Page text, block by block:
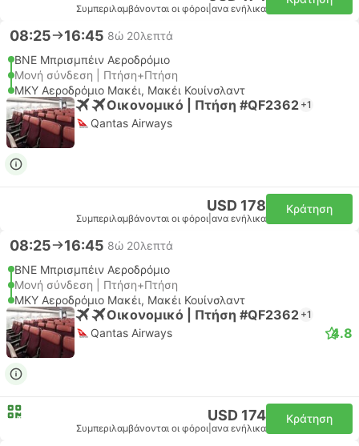
Συμπεριλαμβάνονται οι φόροι ανα ενήλικα
08:25 16:45 8ώ 20λεπτά
BNE Μπρισμπέιν Αεροδρόμιο
Μονή σύνδεση | Πτήση+Πτήση
MKY Αεροδρόμιο Μακέι, Μακέι Κουίνσλαντ
Οικονομικό | Πτήση #QF2362 +1
Qantas Airways
USD 178
Συμπεριλαμβάνονται οι φόροι ανα ενήλικα
Κράτηση
08:25 16:45 8ώ 20λεπτά
BNE Μπρισμπέιν Αεροδρόμιο
Μονή σύνδεση | Πτήση+Πτήση
MKY Αεροδρόμιο Μακέι, Μακέι Κουίνσλαντ
Οικονομικό | Πτήση #QF2362 +1
Qantas Airways 4.8
USD 174
Συμπεριλαμβάνονται οι φόροι ανα ενήλικα
Κράτηση